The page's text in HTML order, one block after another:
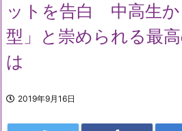
ットを告白 中高生か
型」と崇められる最
は
2019年9月16日